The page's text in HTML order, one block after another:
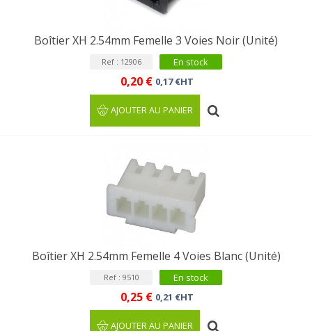
Boîtier XH 2.54mm Femelle 3 Voies Noir (Unité)
Ref : 12906 En stock
0,20 € 0,17 €HT
AJOUTER AU PANIER
Boîtier XH 2.54mm Femelle 4 Voies Blanc (Unité)
Ref : 9510 En stock
0,25 € 0,21 €HT
AJOUTER AU PANIER